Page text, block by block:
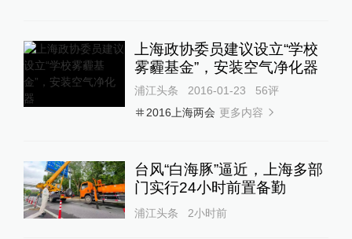
上海政协委员建议设立“学校
雾霾基金”，安装空气净化器
浦江头条 2016-01-23 56评
2016上海两会 更多内容
台风“白海豚”逼近，上海多部
门实行24小时前置备勤
浦江头条 2小时前